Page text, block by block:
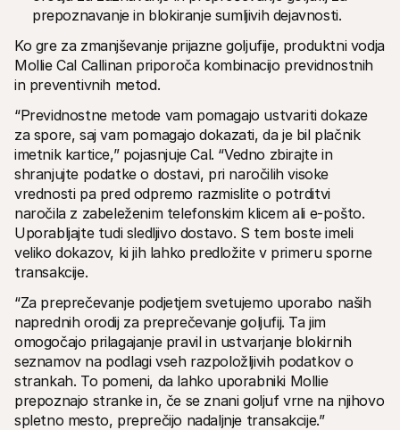
prepoznavanje in blokiranje sumljivih dejavnosti.
Ko gre za zmanjševanje prijazne goljufije, produktni vodja
Mollie Cal Callinan priporoča kombinacijo previdnostnih
in preventivnih metod.
“Previdnostne metode vam pomagajo ustvariti dokaze
za spore, saj vam pomagajo dokazati, da je bil plačnik
imetnik kartice,” pojasnjuje Cal. “Vedno zbirajte in
shranjujte podatke o dostavi, pri naročilih visoke
vrednosti pa pred odpremo razmislite o potrditvi
naročila z zabeleženim telefonskim klicem ali e-pošto.
Uporabljajte tudi sledljivo dostavo. S tem boste imeli
veliko dokazov, ki jih lahko predložite v primeru sporne
transakcije.
“Za preprečevanje podjetjem svetujemo uporabo naših
naprednih orodij za preprečevanje goljufij. Ta jim
omogočajo prilagajanje pravil in ustvarjanje blokirnih
seznamov na podlagi vseh razpoložljivih podatkov o
strankah. To pomeni, da lahko uporabniki Mollie
prepoznajo stranke in, če se znani goljuf vrne na njihovo
spletno mesto, preprečijo nadaljnje transakcije.”